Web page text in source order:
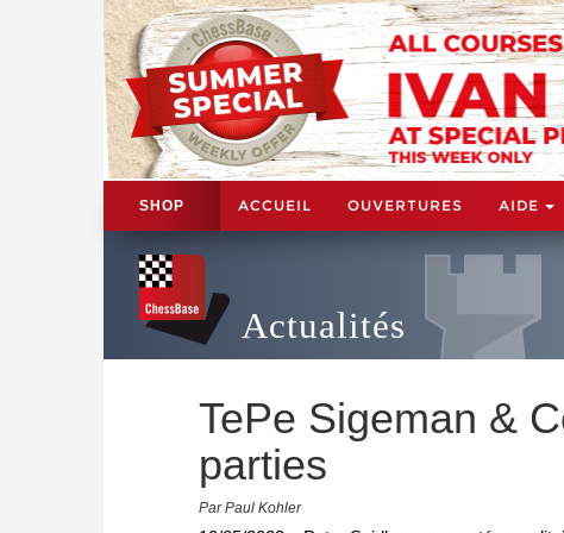
SHOP ACCUEIL OUVERTURES AIDE
Actualités
TePe Sigeman &
parties
Par Paul Kohler